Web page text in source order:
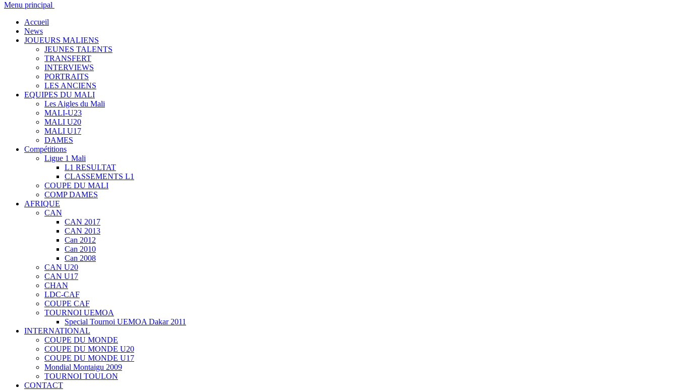
Menu principal
Accueil
News
JOUEURS MALIENS
JEUNES TALENTS
TRANSFERT
INTERVIEWS
PORTRAITS
LES ANCIENS
EQUIPES DU MALI
Les Aigles du Mali
MALI-U23
MALI U20
MALI U17
DAMES
Compétitions
Ligue 1 Mali
L1 RESULTAT
CLASSEMENTS L1
COUPE DU MALI
COMP DAMES
AFRIQUE
CAN
CAN 2017
CAN 2013
Can 2012
Can 2010
Can 2008
CAN U20
CAN U17
CHAN
LDC-CAF
COUPE CAF
TOURNOI UEMOA
Special Tournoi UEMOA Dakar 2011
INTERNATIONAL
COUPE DU MONDE
COUPE DU MONDE U20
COUPE DU MONDE U17
Mondial Montaigu 2009
TOURNOI TOULON
CONTACT